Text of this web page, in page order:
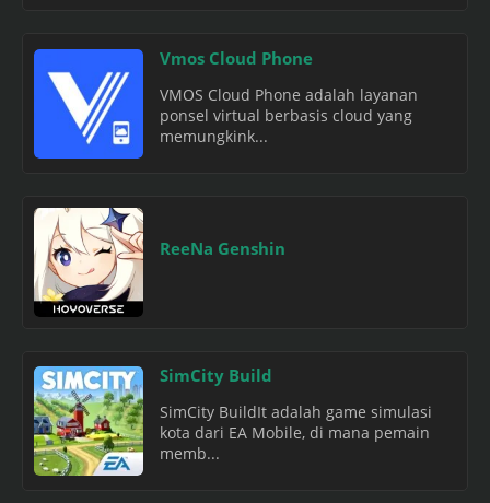
Vmos Cloud Phone
VMOS Cloud Phone adalah layanan
ponsel virtual berbasis cloud yang
memungkink...
ReeNa Genshin
SimCity Build
SimCity BuildIt adalah game simulasi
kota dari EA Mobile, di mana pemain
memb...